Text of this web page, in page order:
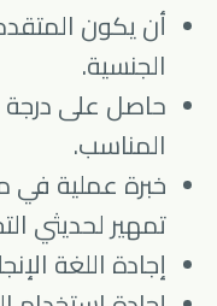
أن يكون
الجنسية.
حاصل على
المناسب.
خبرة عملية في
تمهير لحديثي
إجادة اللغة